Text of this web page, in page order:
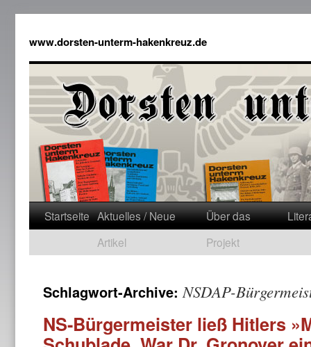
www.dorsten-unterm-hakenkreuz.de
Startseite Aktuelles / Neue
Artikel
Über das
Projekt
Schlagwort-Archive:NSDAP-
NS-Bürgermeister ließ Hitlers